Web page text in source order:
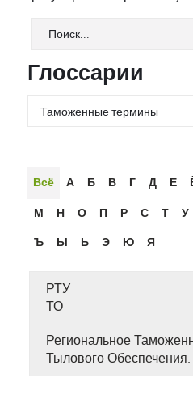
Глоссарии
Всё А Б В Г Д Е
М
Н О П Р С Т У
Ъ
Ы Ь Э Ю Я
РТУ
ТО
Региональное
Тылового Обеспечения.